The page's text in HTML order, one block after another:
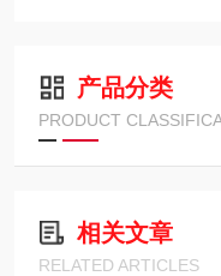
产品分类
PRODUCT
相关文章
RELATED ARTICLES